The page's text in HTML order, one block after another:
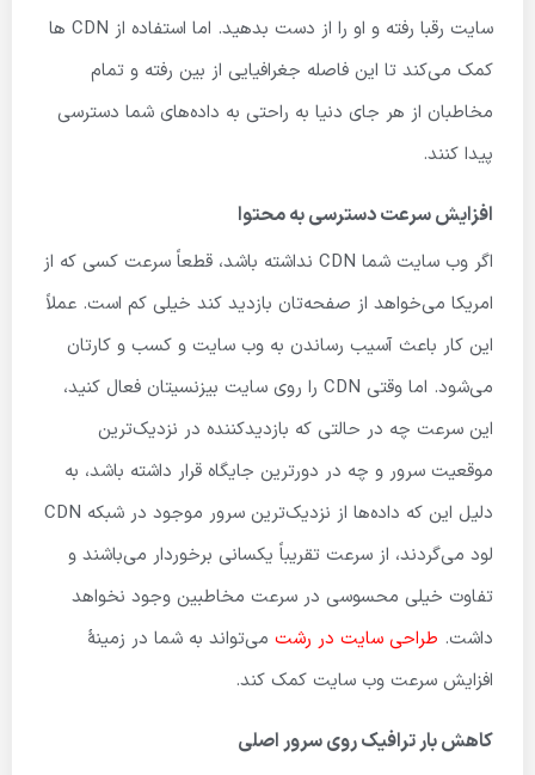
سایت رقبا رفته و او را از دست بدهید. اما استفاده از CDN ها
کمک می‌کند تا این فاصله جغرافیایی از بین رفته و تمام
مخاطبان از هر جای دنیا به راحتی به داده‌های شما دسترسی
پیدا کنند.
افزایش سرعت دسترسی به محتوا
اگر وب سایت شما CDN نداشته باشد، قطعاً سرعت کسی که از
امریکا می‌خواهد از صفحه‌تان بازدید کند خیلی کم است. عملاً
این کار باعث آسیب رساندن به وب سایت و کسب و کارتان
می‌شود. اما وقتی CDN را روی سایت بیزنسیتان فعال کنید،
این سرعت چه در حالتی که بازدیدکننده در نزدیک‌ترین
موقعیت سرور و چه در دورترین جایگاه قرار داشته باشد، به
دلیل این که داده‌ها از نزدیک‌ترین سرور موجود در شبکه CDN
لود می‌گردند، از سرعت تقریباً یکسانی برخوردار می‌باشند و
تفاوت خیلی محسوسی در سرعت مخاطبین وجود نخواهد
داشت. طراحی سایت در رشت می‌تواند به شما در زمینهٔ
افزایش سرعت وب سایت کمک کند.
کاهش بار ترافیک روی سرور اصلی